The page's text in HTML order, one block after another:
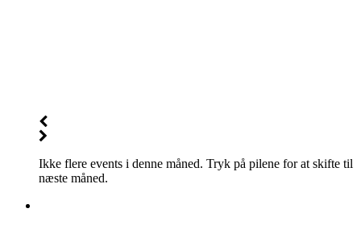
Ikke flere events i denne måned. Tryk på pilene for at skifte til
næste måned.